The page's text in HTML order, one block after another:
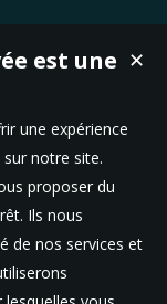
✕
est une
une expérience
notre site.
proposer du
Ils nous
de nos services et